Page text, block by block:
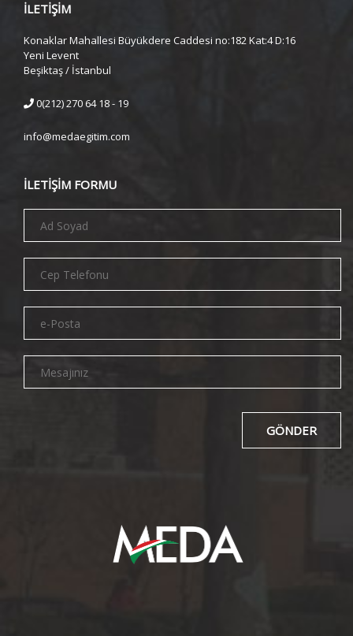
İLETİŞİM
Konaklar Mahallesi Büyükdere Caddesi no:182 Kat:4 D:16
Yeni Levent
Beşiktaş / İstanbul
0(212) 270 64 18 - 19
info@medaegitim.com
İLETİŞİM FORMU
GÖNDER